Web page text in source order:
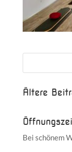
Ältere
Bei schönem